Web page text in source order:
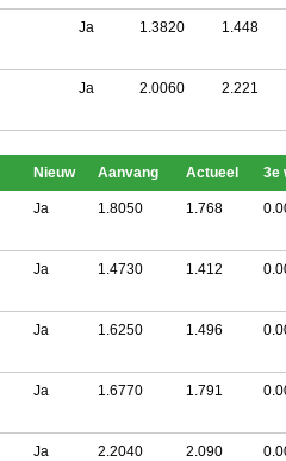
Ja 1.3820 1.448
Ja 2.0060 2.221
Nieuw Aanvang Actueel 3e
Ja 1.8050 1.768
Ja 1.4730 1.412
Ja 1.6250 1.496
Ja 1.6770 1.791
Ja 2.2040 2.090